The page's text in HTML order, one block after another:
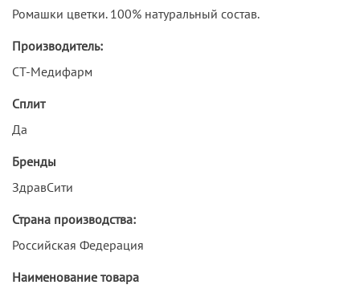
Ромашки цветки. 100% натуральный состав.
Производитель:
СТ-Медифарм
Сплит
Да
Бренды
ЗдравСити
Страна производства:
Российская Федерация
Наименование товара